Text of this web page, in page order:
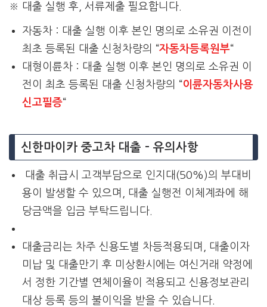
※ 대출 실행 후, 서류제출 필요합니다.
자동차 : 대출 실행 이후 본인 명의로 소유권 이전이
최초 등록된 대출 신청차량의 “자동차등록원부“
대형이륜차 : 대출 실행 이후 본인 명의로 소유권 이
전이 최초 등록된 대출 신청차량의 “이륜자동차사용
신고필증“
신한마이카 중고차 대출 – 유의사항
대출 취급시 고객부담으로 인지대(50%)의 부대비
용이 발생할 수 있으며, 대출 실행전 이체계좌에 해
당금액을 입금 부탁드립니다.
대출금리는 차주 신용도별 차등적용되며, 대출이자
미납 및 대출만기 후 미상환시에는 여신거래 약정에
서 정한 기간별 연체이율이 적용되고 신용정보관리
대상 등록 등의 불이익을 받을 수 있습니다.